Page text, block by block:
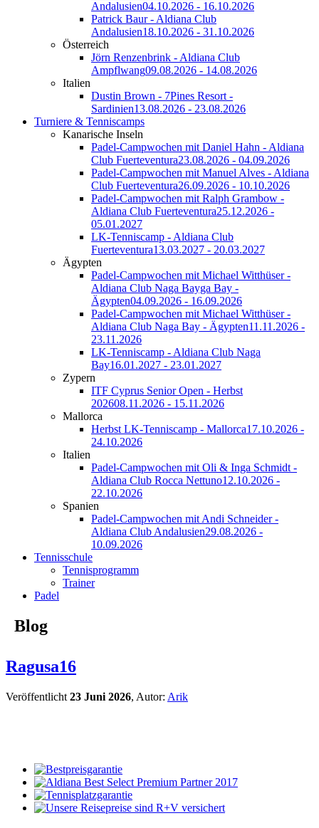
Andalusien04.10.2026 - 16.10.2026
Patrick Baur - Aldiana Club
Andalusien18.10.2026 - 31.10.2026
Österreich
Jörn Renzenbrink - Aldiana Club
Ampflwang09.08.2026 - 14.08.2026
Italien
Dustin Brown - 7Pines Resort -
Sardinien13.08.2026 - 23.08.2026
Turniere & Tenniscamps
Kanarische Inseln
Padel-Campwochen mit Daniel Hahn - Aldiana
Club Fuerteventura23.08.2026 - 04.09.2026
Padel-Campwochen mit Manuel Alves - Aldiana
Club Fuerteventura26.09.2026 - 10.10.2026
Padel-Campwochen mit Ralph Grambow -
Aldiana Club Fuerteventura25.12.2026 -
05.01.2027
LK-Tenniscamp - Aldiana Club
Fuerteventura13.03.2027 - 20.03.2027
Ägypten
Padel-Campwochen mit Michael Witthüser -
Aldiana Club Naga Bayga Bay -
Ägypten04.09.2026 - 16.09.2026
Padel-Campwochen mit Michael Witthüser -
Aldiana Club Naga Bay - Ägypten11.11.2026 -
23.11.2026
LK-Tenniscamp - Aldiana Club Naga
Bay16.01.2027 - 23.01.2027
Zypern
ITF Cyprus Senior Open - Herbst
202608.11.2026 - 15.11.2026
Mallorca
Herbst LK-Tenniscamp - Mallorca17.10.2026 -
24.10.2026
Italien
Padel-Campwochen mit Oli & Inga Schmidt -
Aldiana Club Rocca Nettuno12.10.2026 -
22.10.2026
Spanien
Padel-Campwochen mit Andi Schneider -
Aldiana Club Andalusien29.08.2026 -
10.09.2026
Tennisschule
Tennisprogramm
Trainer
Padel
Blog
Ragusa16
Veröffentlicht 23 Juni 2026, Autor: Arik